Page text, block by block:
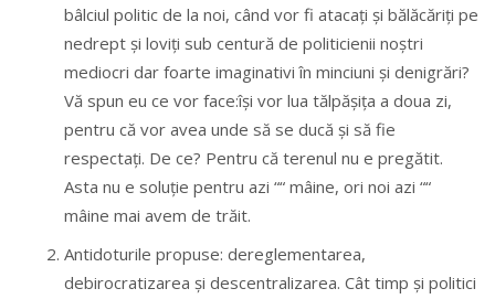
bâlciul politic de la noi, când vor fi atacați și bălăcăriți pe
nedrept și loviți sub centură de politicienii noștri
mediocri dar foarte imaginativi în minciuni și denigrări?
Vă spun eu ce vor face:își vor lua tălpășița a doua zi,
pentru că vor avea unde să se ducă și să fie
respectați. De ce? Pentru că terenul nu e pregătit.
Asta nu e soluție pentru azi ““ mâine, ori noi azi ““
mâine mai avem de trăit.
Antidoturile propuse: dereglementarea,
debirocratizarea și descentralizarea. Cât timp și politici